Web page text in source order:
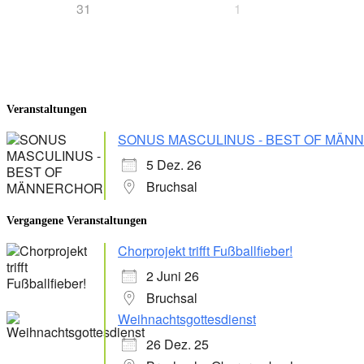
31 1
Veranstaltungen
SONUS MASCULINUS - BEST OF
5 Dez. 26
Bruchsal
Vergangene Veranstaltungen
Chorprojekt trifft Fußballfieber!
2 Juni 26
Bruchsal
Weihnachtsgottesdienst
26 Dez. 25